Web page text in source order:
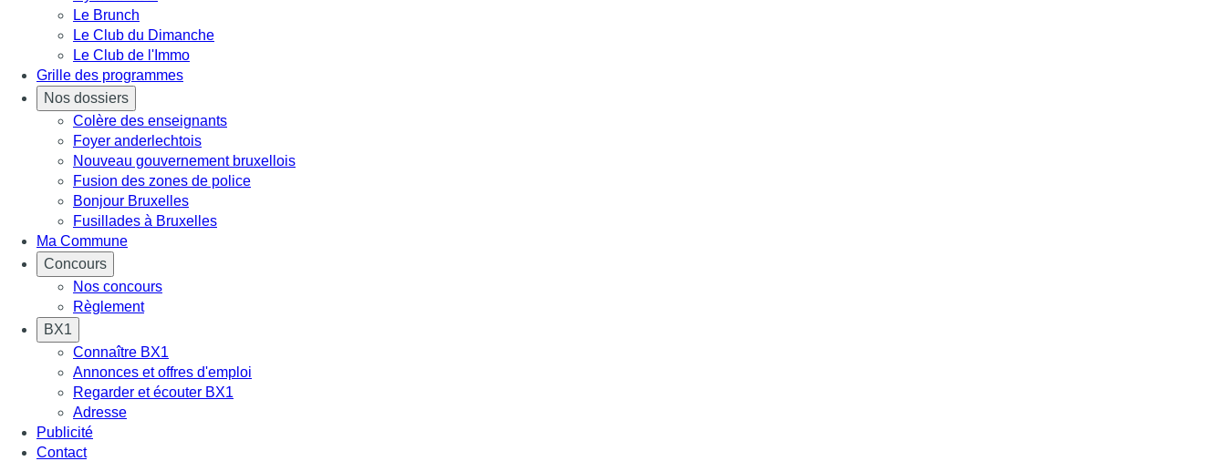
Le Brunch
Le Club du Dimanche
Le Club de l'Immo
Grille des programmes
Nos dossiers
Colère des enseignants
Foyer anderlechtois
Nouveau gouvernement bruxellois
Fusion des zones de police
Bonjour Bruxelles
Fusillades à Bruxelles
Ma Commune
Concours
Nos concours
Règlement
BX1
Connaître BX1
Annonces et offres d'emploi
Regarder et écouter BX1
Adresse
Publicité
Contact